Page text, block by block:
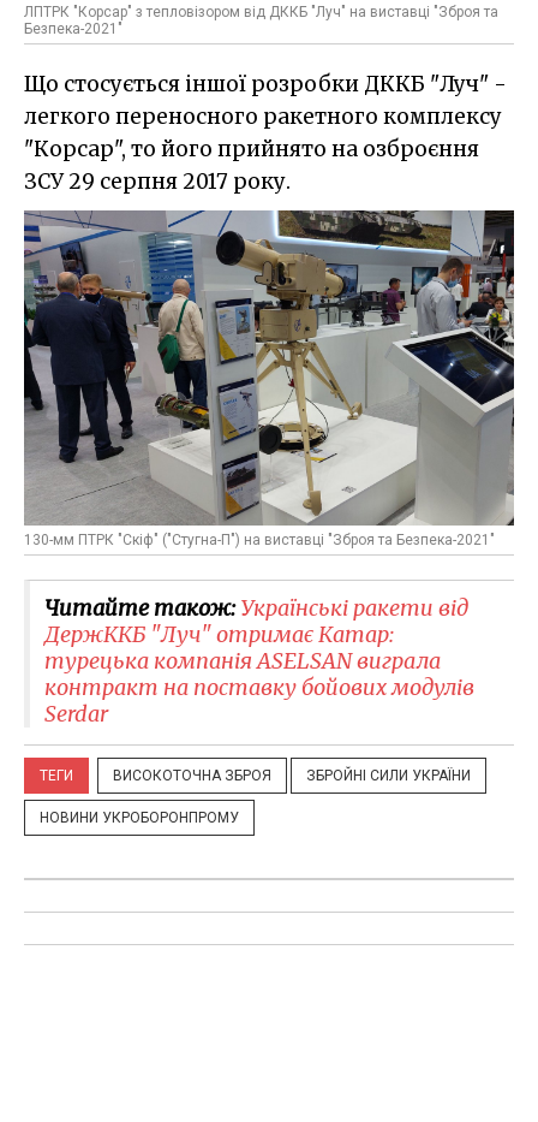
ЛПТРК "Корсар" з тепловізором від ДККБ "Луч" на виставці "Зброя та
Безпека-2021"
Що стосується іншої розробки ДККБ "Луч" -
легкого переносного ракетного комплексу
"Корсар", то його прийнято на озброєння
ЗСУ 29 серпня 2017 року.
130-мм ПТРК "Скіф" ("Стугна-П") на виставці "Зброя та Безпека-2021"
Читайте також:Українські ракети від
ДержККБ "Луч" отримає Катар:
турецька компанія ASELSAN виграла
контракт на поставку бойових модулів
Serdar
ТЕГИ ВИСОКОТОЧНА ЗБРОЯ ЗБРОЙНІ СИЛИ УКРАЇНИ
НОВИНИ УКРОБОРОНПРОМУ